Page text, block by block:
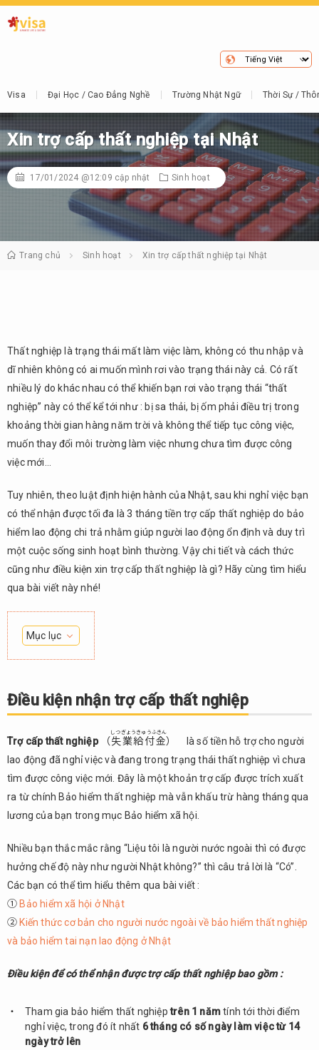
Visa Đại Học / Cao Đẳng Nghề Trường Nhật Ngữ Thời Sự /
Xin trợ cấp thất nghiệp tại Nhật
17/01/2024 @12:09 cập nhật Sinh hoạt
Trang chủ Sinh hoạt Xin trợ cấp thất nghiệp tại Nhật
Thất nghiệp là trạng thái mất làm việc làm, không có thu nhập và
dĩ nhiên không có ai muốn mình rơi vào trạng thái này cả. Có rất
nhiều lý do khác nhau có thể khiến bạn rơi vào trạng thái “thất
nghiệp” này có thể kể tới như : bị sa thải, bị ốm phải điều trị trong
khoảng thời gian hàng năm trời và không thể tiếp tục công việc,
muốn thay đổi môi trường làm việc nhưng chưa tìm được công
việc mới…
Tuy nhiên, theo luật định hiện hành của Nhật, sau khi nghỉ việc bạn
có thể nhận được tối đa là 3 tháng tiền trợ cấp thất nghiệp do bảo
hiểm lao động chi trả nhằm giúp người lao động ổn định và duy trì
một cuộc sống sinh hoạt bình thường. Vậy chi tiết và cách thức
cũng như điều kiện xin trợ cấp thất nghiệp là gì? Hãy cùng tìm hiểu
qua bài viết này nhé!
Mục lục
1.
kiện
nhận
cấp
nghiệp
giấy
chuẩn
bị khi
xin trợ
thất
nghiệp
tiền
cấp
có
thể
Điều kiện nhận trợ cấp thất nghiệp
Trợ cấp thất nghiệp （失業給付金
しつぎょうきゅうふきん
） là số tiền hỗ trợ cho người
lao động đã nghỉ việc và đang trong trạng thái thất nghiệp vì chưa
tìm được công việc mới. Đây là một khoản trợ cấp được trích xuất
ra từ chính Bảo hiểm thất nghiệp mà vẫn khấu trừ hàng tháng qua
lương của bạn trong mục Bảo hiểm xã hội.
Nhiều bạn thắc mắc rằng “Liệu tôi là người nước ngoài thì có được
hưởng chế độ này như người Nhật không?” thì câu trả lời là “Có”.
Các bạn có thể tìm hiểu thêm qua bài viết :
① Bảo hiểm xã hội ở Nhật
② Kiến thức cơ bản cho người nước ngoài về bảo hiểm thất nghiệp
và bảo hiểm tai nạn lao động ở Nhật
Điều kiện để có thể nhận được trợ cấp thất nghiệp bao gồm :
Tham gia bảo hiểm thất nghiệptrên 1 nămtính tới thời điểm
nghỉ việc, trong đó ít nhất 6 tháng có số ngày làm việc từ 14
ngày trở lên